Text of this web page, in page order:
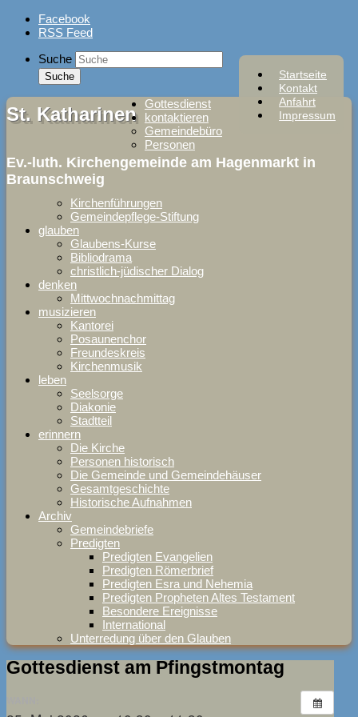
Skip
Facebook
RSS Feed
Startseite
Kontakt
Anfahrt
Impressum
Suche
St. Katharinen
Ev.-luth. Kirchengemeinde am Hagenmarkt in
Braunschweig
Gottesdienst
kontaktieren
Gemeindebüro
Personen
Kirchenführungen
Gemeindepflege-Stiftung
glauben
Glaubens-Kurse
Bibliodrama
christlich-jüdischer Dialog
denken
Mittwochnachmittag
musizieren
Kantorei
Posaunenchor
Freundeskreis
Kirchenmusik
leben
Seelsorge
Diakonie
Stadtteil
erinnern
Die Kirche
Personen historisch
Die Gemeinde und Gemeindehäuser
Gesamtgeschichte
Historische Aufnahmen
Archiv
Gemeindebriefe
Predigten
Predigten Evangelien
Predigten Römerbrief
Predigten Esra und Nehemia
Predigten Propheten Altes Testament
Besondere Ereignisse
International
Unterredung über den Glauben
Gottesdienst am Pfingstmontag